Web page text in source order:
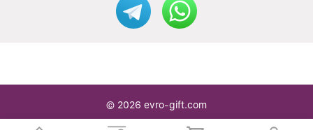
© 2026 evro-gift.com